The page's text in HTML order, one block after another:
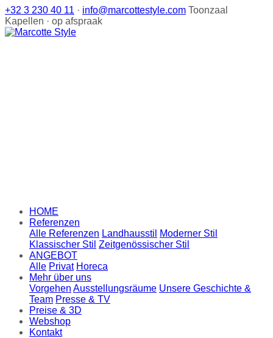
+32 3 230 40 11 · info@marcottestyle.com Toonzaal
Kapellen · op afspraak
HOME
Referenzen
Alle Referenzen Landhausstil
Moderner Stil
Klassischer Stil Zeitgenössischer Stil
ANGEBOT
Alle Privat Horeca
Mehr über uns
Vorgehen Ausstellungsräume Unsere Geschichte &
Team Presse & TV
Preise & 3D
Webshop
Kontakt